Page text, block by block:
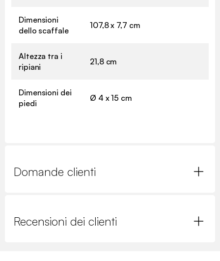
Dimensioni
dello scaffale
107,8 x 7,7 cm
Altezza tra i
ripiani
21,8 cm
Dimensioni dei
piedi
Ø 4 x 15 cm
Domande clienti
Recensioni dei clienti